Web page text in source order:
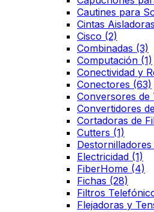
Cautines para
Cintas Aisladoras
Cisco (2)
Combinadas (3)
Computación (1)
Conectividad y
Conectores (63)
Conversores de
Convertidores
Cortadoras de
Cutters (1)
Destornilladores
Electricidad (1)
FiberHome (4)
Fichas (28)
Filtros
Flejadoras y